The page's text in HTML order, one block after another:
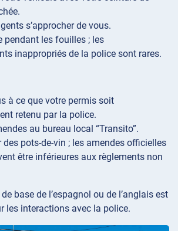
s’approcher de vous.
pendant les fouilles ; les
inappropriés de la police sont rares.
à ce que votre permis soit
retenu par la police.
au bureau local “Transito”.
des pots-de-vin ; les amendes officielles
être inférieures aux règlements non
base de l’espagnol ou de l’anglais est
les interactions avec la police.